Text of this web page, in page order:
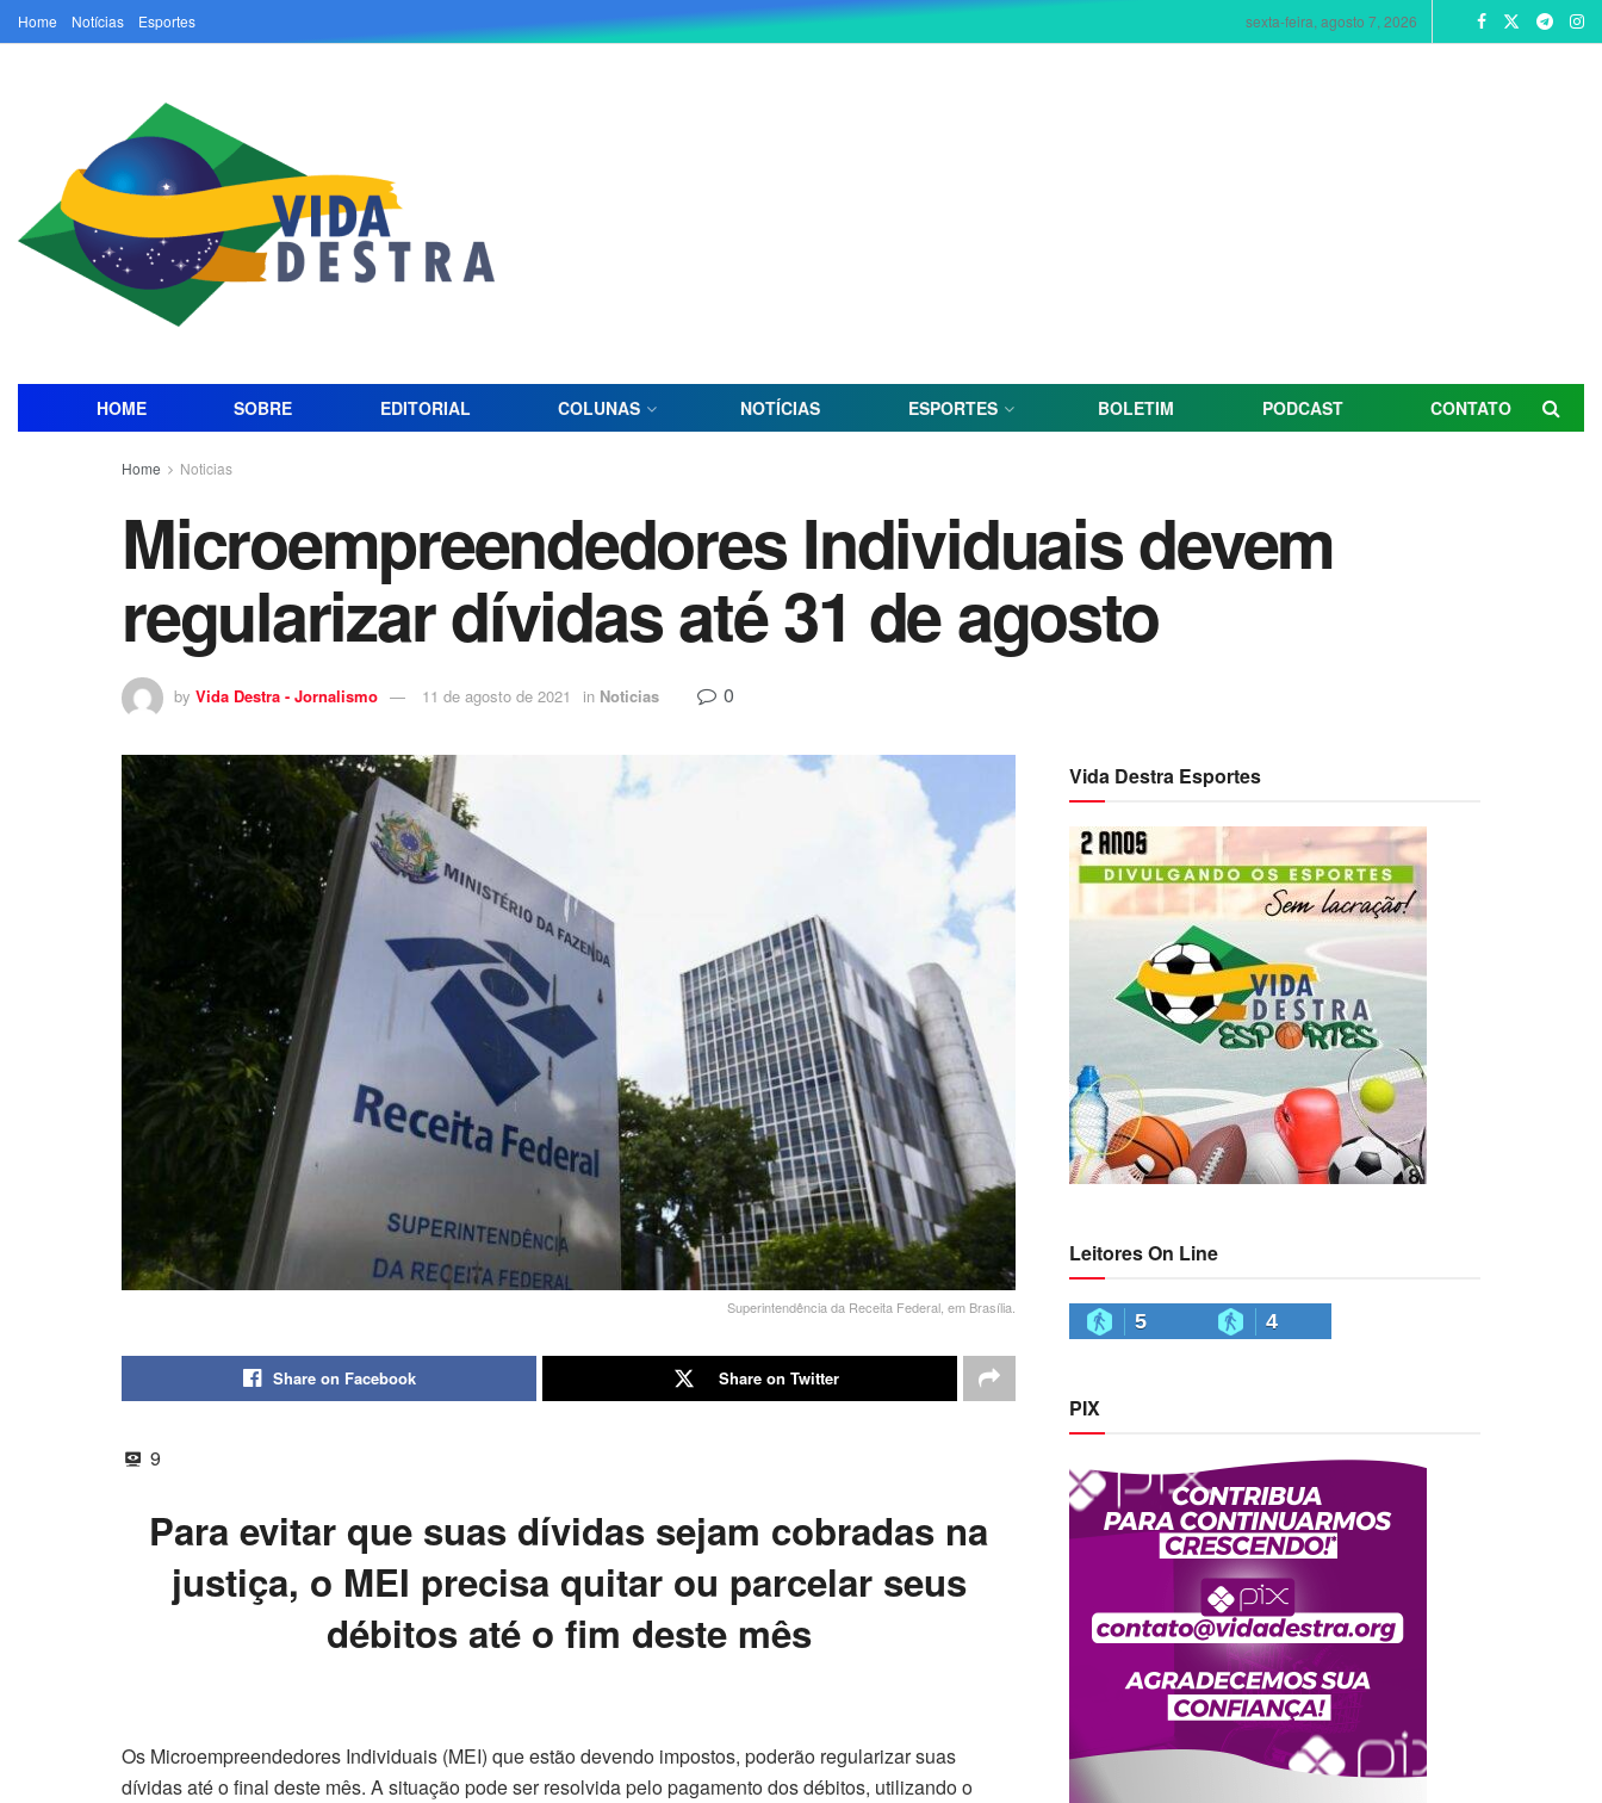
Home Notícias Esportes sexta-feira, agosto 7, 2026
HOME SOBRE EDITORIAL COLUNAS NOTÍCIAS ESPORTES BOLETIM PODCAST CONTATO
Home Noticias
Microempreendedores Individuais devem
regularizar dívidas até 31 de agosto
by Vida Destra - Jornalismo 11 de agosto de 2021 in Noticias 0
Superintendência da Receita Federal, em Brasília.
Share on Facebook Share on Twitter
9
Para evitar que suas dívidas sejam cobradas na
justiça, o MEI precisa quitar ou parcelar seus
débitos até o fim deste mês
Os Microempreendedores Individuais (MEI) que estão devendo impostos, poderão regularizar suas
dívidas até o final deste mês. A situação pode ser resolvida pelo pagamento dos débitos, utilizando o
Vida Destra Esportes
Leitores On Line
5 4
PIX